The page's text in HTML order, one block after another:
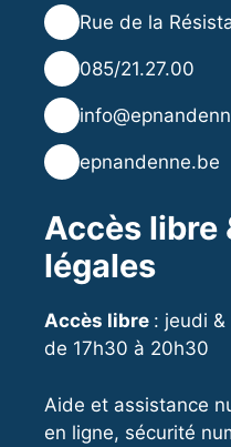
Rue de la
085/21.27.00
epnandenne.be
Accès libre
légales
Accès libre : jeudi
de 17h30 à 20h30
Aide et assistance
en ligne, sécurité